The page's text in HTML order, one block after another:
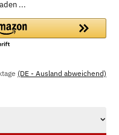
...
(DE - Ausland abweichend)